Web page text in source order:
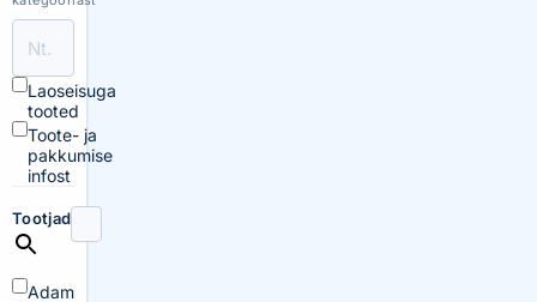
Laoseisuga
tooted
Toote- ja
pakkumise
infost
Tootjad
Adam